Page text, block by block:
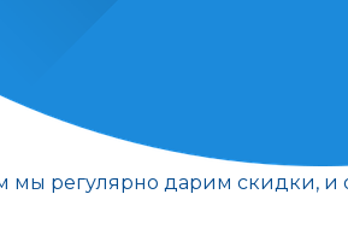
мы регулярно дарим скидки,